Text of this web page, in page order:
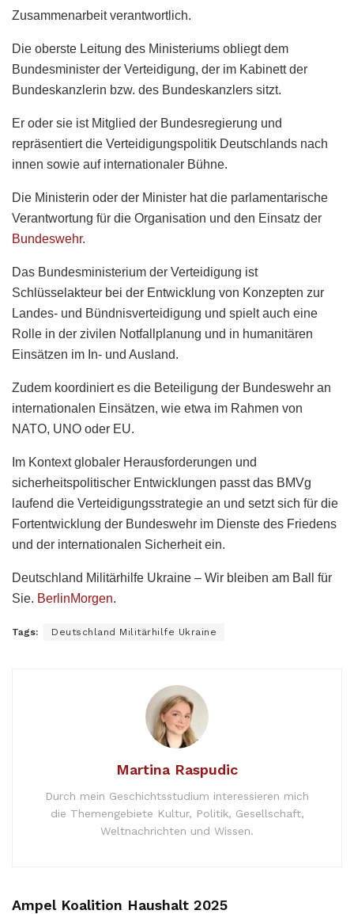
Zusammenarbeit verantwortlich.
Die oberste Leitung des Ministeriums obliegt dem
Bundesminister der Verteidigung, der im Kabinett der
Bundeskanzlerin bzw. des Bundeskanzlers sitzt.
Er oder sie ist Mitglied der Bundesregierung und
repräsentiert die Verteidigungspolitik Deutschlands nach
innen sowie auf internationaler Bühne.
Die Ministerin oder der Minister hat die parlamentarische
Verantwortung für die Organisation und den Einsatz der
Bundeswehr.
Das Bundesministerium der Verteidigung ist
Schlüsselakteur bei der Entwicklung von Konzepten zur
Landes- und Bündnisverteidigung und spielt auch eine
Rolle in der zivilen Notfallplanung und in humanitären
Einsätzen im In- und Ausland.
Zudem koordiniert es die Beteiligung der Bundeswehr an
internationalen Einsätzen, wie etwa im Rahmen von
NATO, UNO oder EU.
Im Kontext globaler Herausforderungen und
sicherheitspolitischer Entwicklungen passt das BMVg
laufend die Verteidigungsstrategie an und setzt sich für die
Fortentwicklung der Bundeswehr im Dienste des Friedens
und der internationalen Sicherheit ein.
Deutschland Militärhilfe Ukraine – Wir bleiben am Ball für
Sie. BerlinMorgen.
Tags: Deutschland Militärhilfe Ukraine
Martina Raspudic
Durch mein Geschichtsstudium interessieren mich
die Themengebiete Kultur, Politik, Gesellschaft,
Weltnachrichten und Wissen.
Ampel Koalition Haushalt 2025